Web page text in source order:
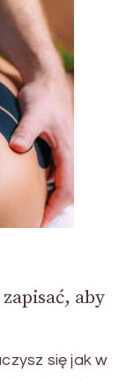
aby
się jak w